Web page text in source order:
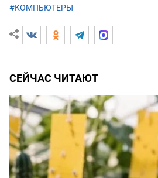
#КОМПЬЮТЕРЫ
СЕЙЧАС ЧИТАЮТ